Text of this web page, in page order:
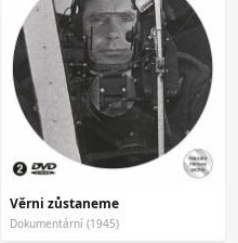
Věrni zůstaneme
Dokumentární (1945)